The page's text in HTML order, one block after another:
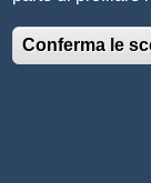
B806FB63C7
Conferma le